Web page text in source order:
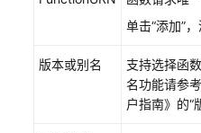
单击“添加”
版本或别名
支持选择函
名功能请参
户指南》的“